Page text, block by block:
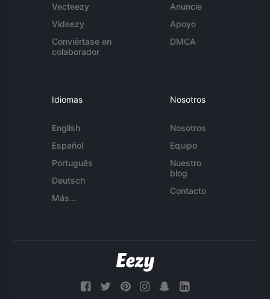
Vecteezy
Videezy
Conviértase en
colaborador
Anuncie
Apoyo
DMCA
Idiomas
English
Español
Português
Deutsch
Más...
Nosotros
Nosotros
Equipo
Nuestro
blog
Contacto